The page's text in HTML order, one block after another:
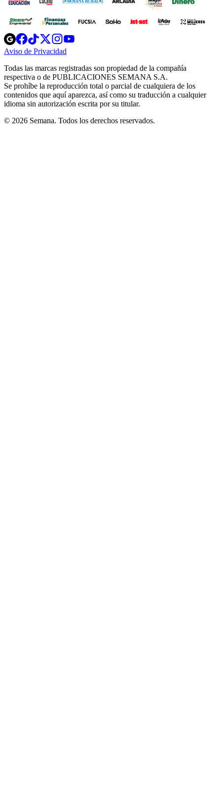
Opens
in
new
Opens
in
new
Opens
in
new
window
Opens
new
windowwindow
Aviso de Privacidad
new
window
Todas las marcas registradas son propiedad de la compañía
respectiva o de PUBLICACIONES SEMANA S.A.
Se prohíbe la reproducción total o parcial de cualquiera de los
contenidos que aquí aparezca, así como su traducción a cualquier
idioma sin autorización escrita por su titular.
© 2026 Semana. Todos los derechos reservados.